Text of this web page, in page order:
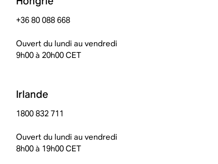
+36 80 088 668
Ouvert du lundi au vendredi
9h00 à 20h00 CET
Irlande
1800 832 711
Ouvert du lundi au vendredi
8h00 à 19h00 CET